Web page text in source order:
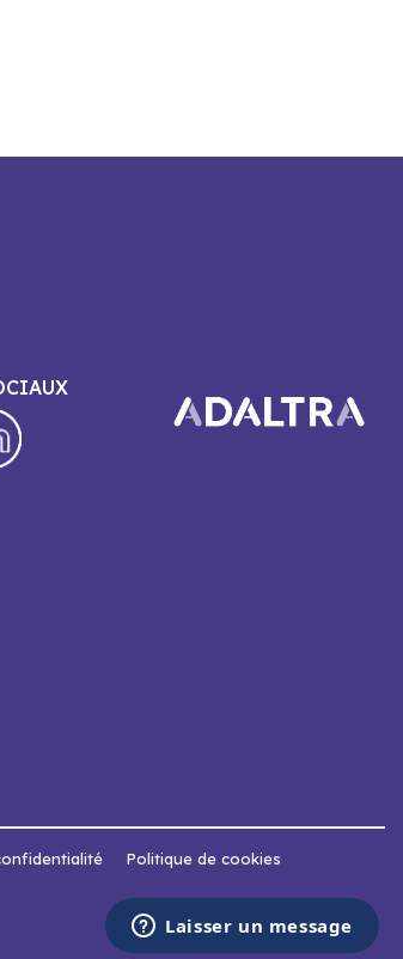
Politique de cookies